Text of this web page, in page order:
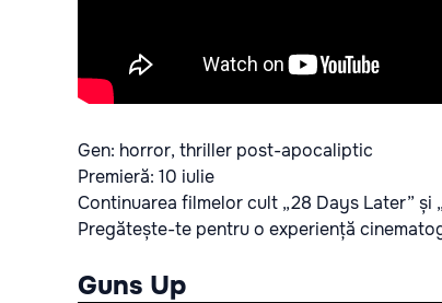
Gen: horror, thriller post-apocaliptic
Premieră: 10 iulie
Continuarea filmelor cult „28 Days Later” și
Pregătește-te pentru o experiență
Guns Up